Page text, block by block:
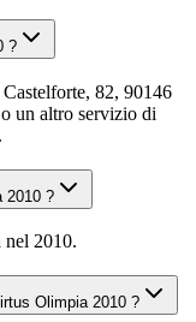
?
82, 90146
un altro servizio di
2010 ?
nel 2010.
Olimpia 2010 ?